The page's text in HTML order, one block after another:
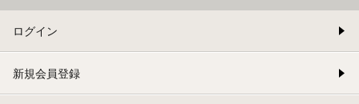
ログイン
新規会員登録